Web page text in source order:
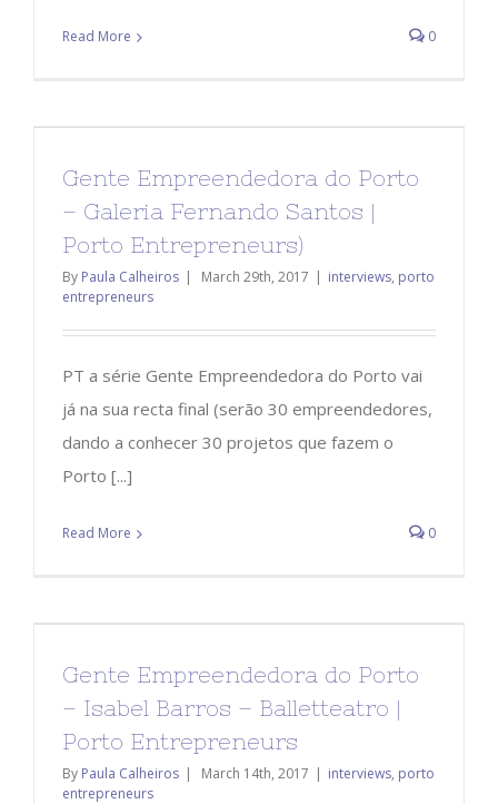
Read More 0
Gente Empreendedora do Porto
– Galeria Fernando Santos |
Porto Entrepreneurs)
By Paula Calheiros | March 29th, 2017 | interviews, porto
entrepreneurs
PT a série Gente Empreendedora do Porto vai
já na sua recta final (serão 30 empreendedores,
dando a conhecer 30 projetos que fazem o
Porto [...]
Read More 0
Gente Empreendedora do Porto
– Isabel Barros – Balletteatro |
Porto Entrepreneurs
By Paula Calheiros | March 14th, 2017 | interviews, porto
entrepreneurs